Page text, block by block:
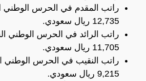
راتب المقدم في الحرس الوطني
12,735 ريال سعودي.
راتب الرائد في الحرس الوطني
11,705 ريال سعودي.
راتب النقيب في الحرس الوطني
9,215 ريال سعودي.